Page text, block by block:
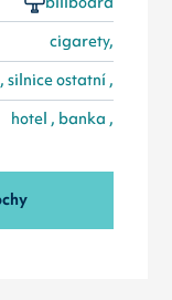
cigarety,
silnice ostatní ,
hotel , banka ,